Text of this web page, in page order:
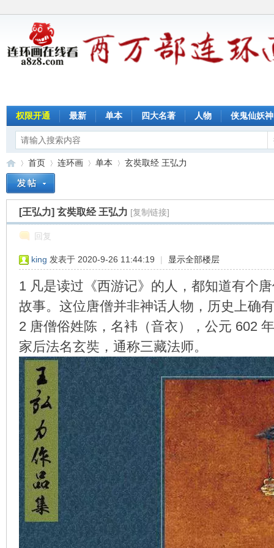
权限开通 最新 单本 四大名著 人物 侠鬼仙妖神
»
首页
›
连环画
›
单本
›
玄奘取经 王弘力
[王弘力] 玄奘取经 王弘力 [复制链接]
回复
king 发表于 2020-9-26 11:44:19 | 显示全部楼层
1 凡是读过《西游记》的人，都知道有个
故事。这位唐僧并非神话人物，历史上确
2 唐僧俗姓陈，名袆（音衣），公元 602
家后法名玄奘，通称三藏法师。